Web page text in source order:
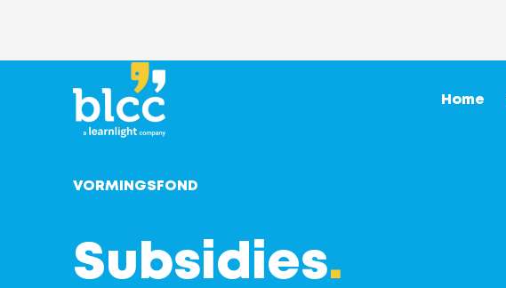
Home
VORMINGSFOND
Subsidies.